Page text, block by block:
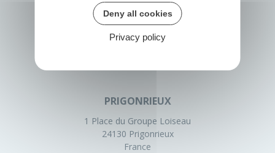
PRIGONRIEUX
1 Place du Groupe Loiseau
24130 Prigonrieux
France
Deny all cookies
Privacy policy